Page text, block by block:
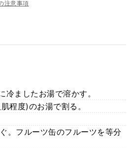
注意事項
ましたお湯で溶かす。
程度)のお湯で割る。
。フルーツ缶のフルーツを等分